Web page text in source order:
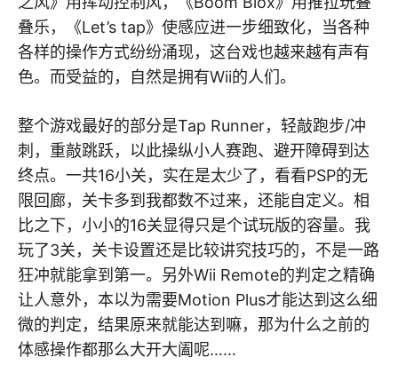
叠乐，《Let’s tap》使感应进一步细致化，当各种
各样的操作方式纷纷涌现，这台戏也越来越有声有
色。而受益的，自然是拥有Wii的人们。
整个游戏最好的部分是Tap Runner，轻敲跑步/冲
刺，重敲跳跃，以此操纵小人赛跑、避开障碍到达
终点。一共16小关，实在是太少了，看看PSP的无
限回廊，关卡多到我都数不过来，还能自定义。相
比之下，小小的16关显得只是个试玩版的容量。我
玩了3关，关卡设置还是比较讲究技巧的，不是一路
狂冲就能拿到第一。另外Wii Remote的判定之精确
让人意外，本以为需要Motion Plus才能达到这么细
微的判定，结果原来就能达到嘛，那为什么之前的
体感操作都那么大开大阖呢……